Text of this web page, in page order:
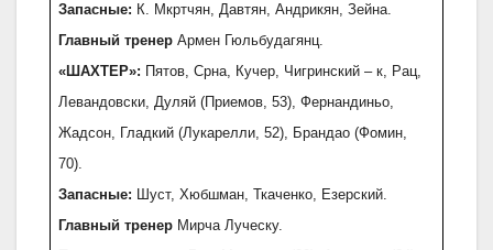
Запасные: К. Мкртчян, Давтян, Андрикян, Зейна.
Главный тренер Армен Гюльбудагянц.
«ШАХТЕР»: Пятов, Срна, Кучер, Чигринский – к, Рац,
Левандовски, Дуляй (Приемов, 53), Фернандиньо,
Жадсон, Гладкий (Лукарелли, 52), Брандао (Фомин,
70).
Запасные: Шуст, Хюбшман, Ткаченко, Езерский.
Главный тренер Мирча Луческу.